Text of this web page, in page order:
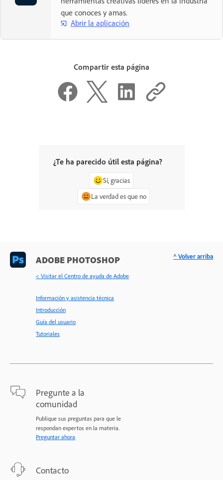
que conoces y amas.
Abrir la aplicación
Compartir esta página
¿Te ha parecido útil esta página?
Sí, gracias
La verdad es que no
ADOBE PHOTOSHOP
< Visitar el Centro de ayuda de Adobe
Información y asistencia técnica
Introducción
Guía del usuario
Tutoriales
Pregunte a la
comunidad
Publique sus preguntas para que le
respondan expertos en la materia.
Preguntar ahora
Contacto
^ Volver arriba